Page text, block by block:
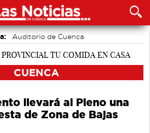
Auditorio de Cuenca
CUENCA
llevará al Pleno una
de Zona de Bajas